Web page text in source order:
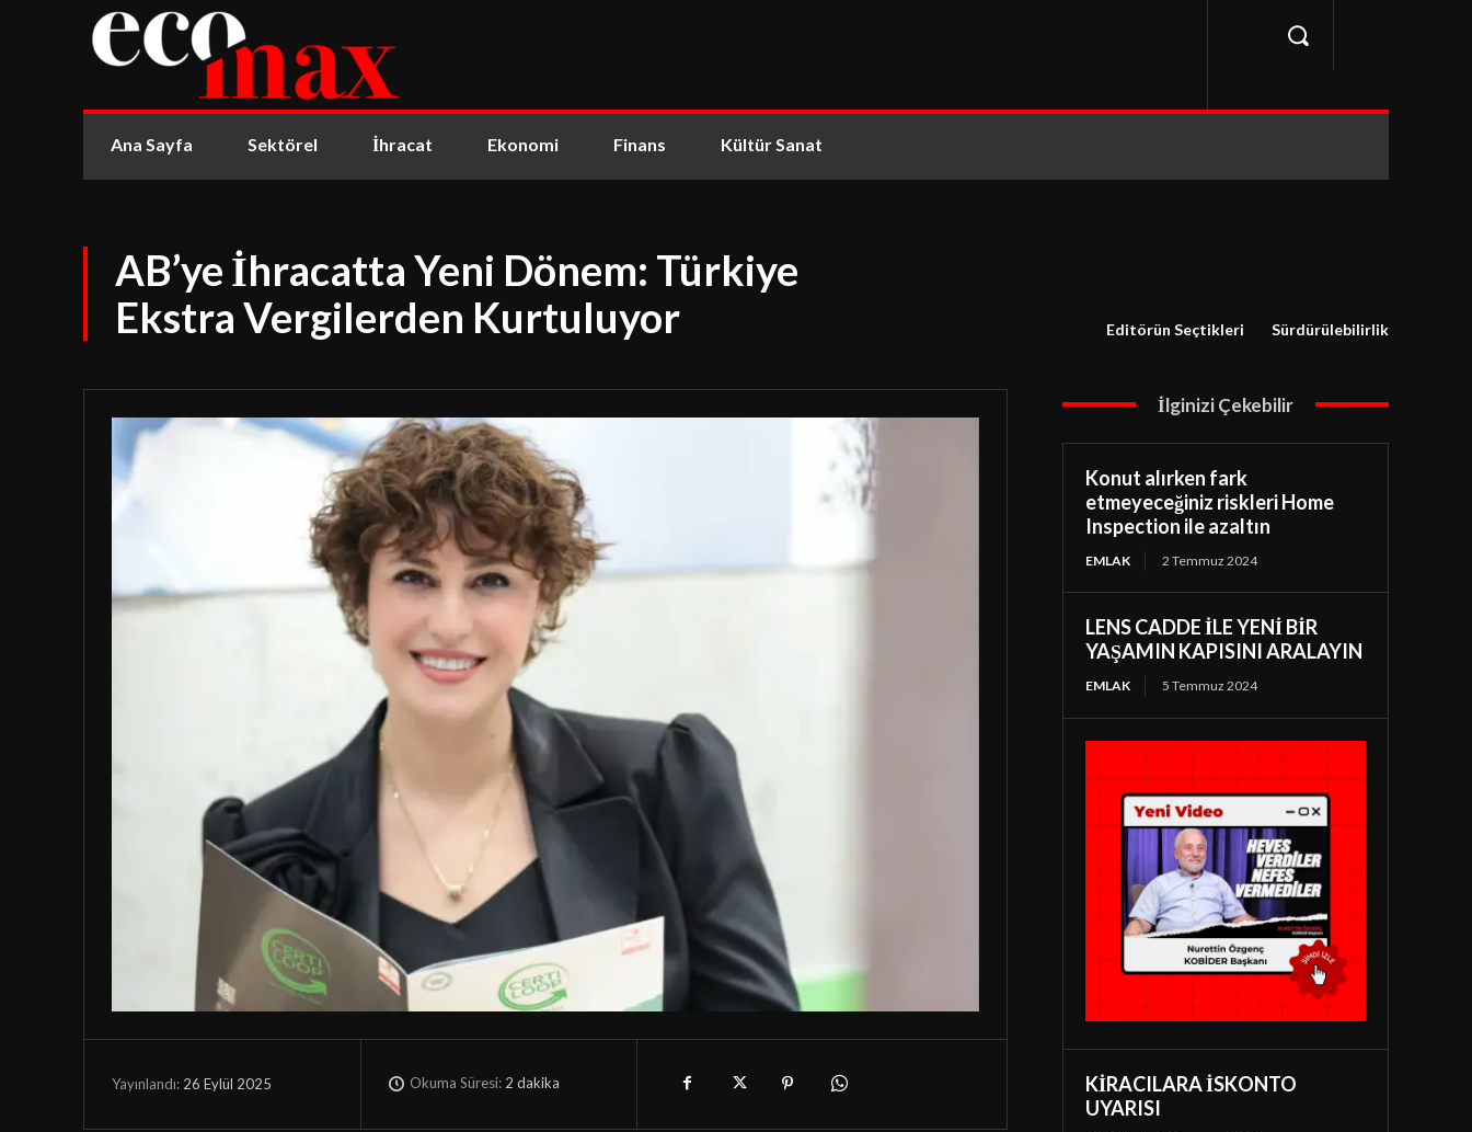
Ana Sayfa Sektörel İhracat Ekonomi Finans Kültür Sanat
AB’ye İhracatta Yeni Dönem: Türkiye
Ekstra Vergilerden Kurtuluyor
Editörün Seçtikleri Sürdürülebilirlik
Yayınlandı: 26 Eylül 2025 Okuma Süresi: 2 dakika
İlginizi Çekebilir
Konut alırken fark
etmeyeceğiniz riskleri Home
Inspection ile azaltın
EMLAK 2 Temmuz 2024
LENS CADDE İLE YENİ BİR
YAŞAMIN KAPISINI ARALAYIN
EMLAK 5 Temmuz 2024
KİRACILARA İSKONTO
UYARISI